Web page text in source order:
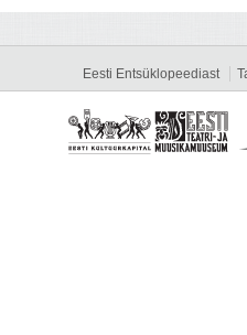
Eesti Entsüklopeediast